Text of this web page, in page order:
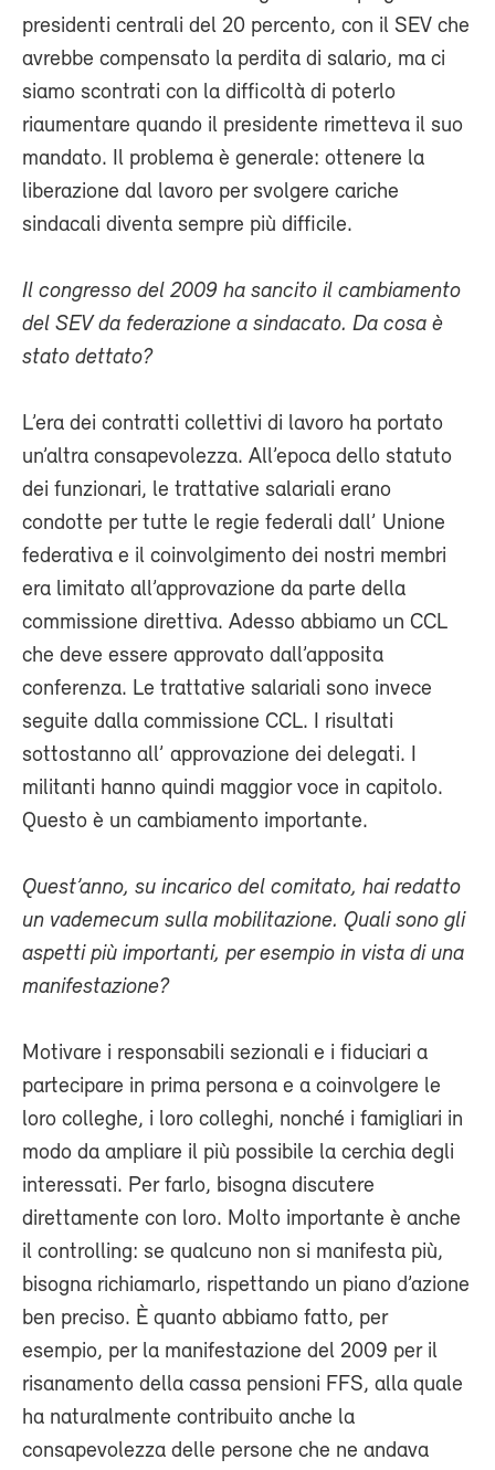
presidenti centrali del 20 percento, con il SEV che
avrebbe compensato la perdita di salario, ma ci
siamo scontrati con la difficoltà di poterlo
riaumentare quando il presidente rimetteva il suo
mandato. Il problema è generale: ottenere la
liberazione dal lavoro per svolgere cariche
sindacali diventa sempre più difficile.
Il congresso del 2009 ha sancito il cambiamento
del SEV da federazione a sindacato. Da cosa è
stato dettato?
L’era dei contratti collettivi di lavoro ha portato
un’altra consapevolezza. All’epoca dello statuto
dei funzionari, le trattative salariali erano
condotte per tutte le regie federali dall’ Unione
federativa e il coinvolgimento dei nostri membri
era limitato all’approvazione da parte della
commissione direttiva. Adesso abbiamo un CCL
che deve essere approvato dall’apposita
conferenza. Le trattative salariali sono invece
seguite dalla commissione CCL. I risultati
sottostanno all’ approvazione dei delegati. I
militanti hanno quindi maggior voce in capitolo.
Questo è un cambiamento importante.
Quest’anno, su incarico del comitato, hai redatto
un vademecum sulla mobilitazione. Quali sono gli
aspetti più importanti, per esempio in vista di una
manifestazione?
Motivare i responsabili sezionali e i fiduciari a
partecipare in prima persona e a coinvolgere le
loro colleghe, i loro colleghi, nonché i famigliari in
modo da ampliare il più possibile la cerchia degli
interessati. Per farlo, bisogna discutere
direttamente con loro. Molto importante è anche
il controlling: se qualcuno non si manifesta più,
bisogna richiamarlo, rispettando un piano d’azione
ben preciso. È quanto abbiamo fatto, per
esempio, per la manifestazione del 2009 per il
risanamento della cassa pensioni FFS, alla quale
ha naturalmente contribuito anche la
consapevolezza delle persone che ne andava